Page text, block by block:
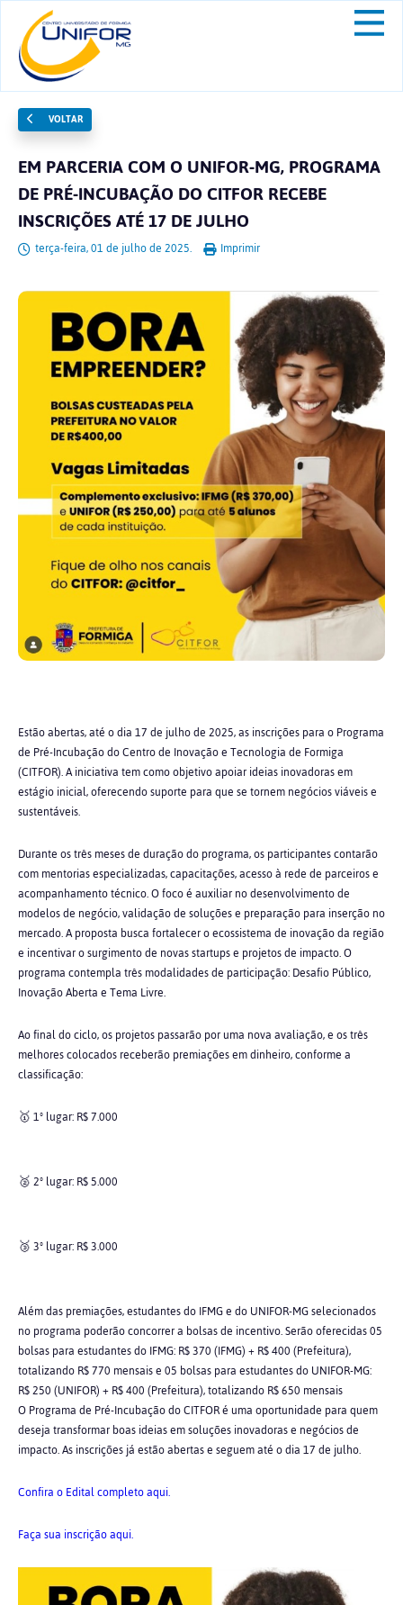
VOLTAR
EM PARCERIA COM O UNIFOR-MG, PROGRAMA
DE PRÉ-INCUBAÇÃO DO CITFOR RECEBE
INSCRIÇÕES ATÉ 17 DE JULHO
terça-feira, 01 de julho de 2025. Imprimir
Estão abertas, até o dia 17 de julho de 2025, as inscrições para o Programa
de Pré-Incubação do Centro de Inovação e Tecnologia de Formiga
(CITFOR). A iniciativa tem como objetivo apoiar ideias inovadoras em
estágio inicial, oferecendo suporte para que se tornem negócios viáveis e
sustentáveis.
Durante os três meses de duração do programa, os participantes contarão
com mentorias especializadas, capacitações, acesso à rede de parceiros e
acompanhamento técnico. O foco é auxiliar no desenvolvimento de
modelos de negócio, validação de soluções e preparação para inserção no
mercado. A proposta busca fortalecer o ecossistema de inovação da região
e incentivar o surgimento de novas startups e projetos de impacto.O
programa contempla três modalidades de participação: Desafio Público,
Inovação Aberta e Tema Livre.
Ao final do ciclo, os projetos passarão por uma nova avaliação, e os três
melhores colocados receberão premiações em dinheiro, conforme a
classificação:
🥇 1º lugar: R$ 7.000
🥈 2º lugar: R$ 5.000
🥉 3º lugar: R$ 3.000
Além das premiações, estudantes do IFMG e do UNIFOR-MG selecionados
no programa poderão concorrer a bolsas de incentivo. Serão oferecidas 05
bolsas para estudantes do IFMG: R$ 370 (IFMG) + R$ 400 (Prefeitura),
totalizando R$ 770 mensais e 05 bolsas para estudantes do UNIFOR-MG:
R$ 250 (UNIFOR) + R$ 400 (Prefeitura), totalizando R$ 650 mensais
O Programa de Pré-Incubação do CITFOR é uma oportunidade para quem
deseja transformar boas ideias em soluções inovadoras e negócios de
impacto. As inscrições já estão abertas e seguem até o dia 17 de julho.
Confira o Edital completo aqui.
Faça sua inscrição aqui.